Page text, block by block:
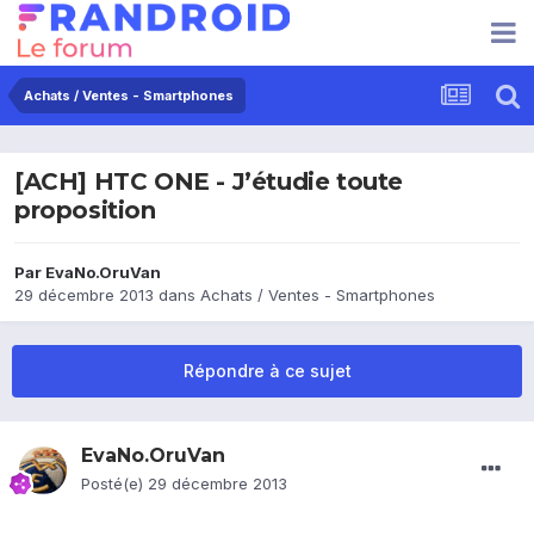
Achats / Ventes - Smartphones
[ACH] HTC ONE - J’étudie toute
proposition
Par EvaNo.OruVan
29 décembre 2013 dans Achats / Ventes - Smartphones
Répondre à ce sujet
EvaNo.OruVan
Posté(e) 29 décembre 2013